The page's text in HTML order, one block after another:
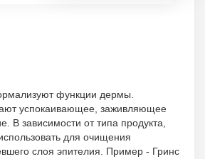
функции дермы.
успокаивающее, заживляющее
В зависимости от типа продукта,
для очищения
слоя эпителия. Пример - Гринс